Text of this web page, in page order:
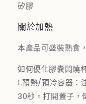
矽膠
關於加熱
本產品可盛裝熱食
如何優化膠囊悶燒
1.預熱/預冷容器：
30秒。打開蓋子，